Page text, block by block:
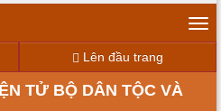
Lên đầu trang
TỬ BỘ DÂN TỘC VÀ